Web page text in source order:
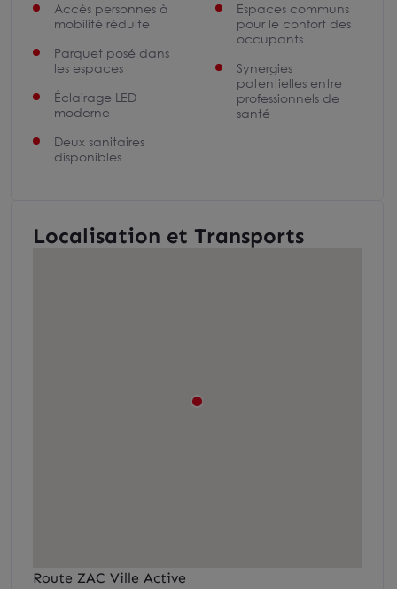
Accès personnes à
mobilité réduite
Parquet posé dans
les espaces
Éclairage LED
moderne
Deux sanitaires
disponibles
Espaces communs
pour le confort des
occupants
Synergies
potentielles entre
professionnels de
santé
Localisation et Transports
Route ZAC Ville Active